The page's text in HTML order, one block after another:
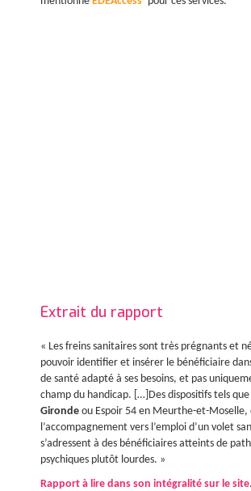
Extrait du rapport
« Les freins sanitaires sont très prégnants et
pouvoir identifier et insérer le bénéficiaire
de santé adapté à ses besoins, et pas
champ du handicap. […]Des dispositifs tels que
Gironde ou Espoir 54 en Meurthe-et-
l’accompagnement vers l’emploi d’un volet
s’adressent à des bénéficiaires atteints de
psychiques plutôt lourdes. »
Rapport à lire dans son intégralité sur le site.